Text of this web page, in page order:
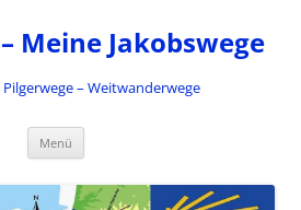
Meine Jakobswege
Pilgerwege – Weitwanderwege
Menü